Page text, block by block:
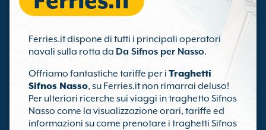
Ferries.it dispone di tutti i principali operatori
navali sulla rotta da Da Sifnos per Nasso.
Offriamo fantastiche tariffe per i Traghetti
Sifnos Nasso, su Ferries.it non rimarrai deluso!
Per ulteriori ricerche sui viaggi in traghetto Sifnos
Nasso come la visualizzazione orari, tariffe ed
informazioni su come prenotare i traghetti Sifnos